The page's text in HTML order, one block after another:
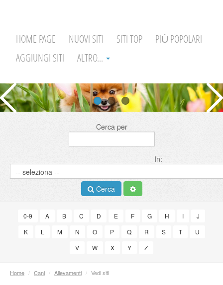
HOME PAGE NUOVI SITI SITI TOP
PIÙ POPOLARI
AGGIUNGI SITI
ALTRO...
Cerca per
In:
Cerca
0-9 A B C D E F G H I
J
K
L M N O P Q R S T
U
V
W X Y Z
Home / Cani / Allevamenti / Vedi siti